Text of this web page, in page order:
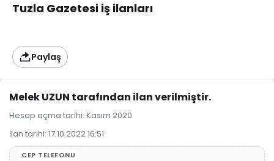
Tuzla Gazetesi iş ilanları
Paylaş
Melek UZUN tarafından ilan verilmiştir.
Hesap açma tarihi: Kasım 2020
İlan tarihi: 17.10.2022 16:51
CEP TELEFONU